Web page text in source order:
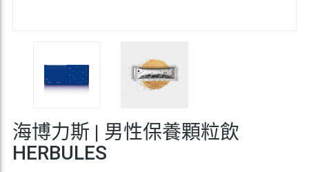
海博力斯 | 男性保養顆粒飲
HERBULES